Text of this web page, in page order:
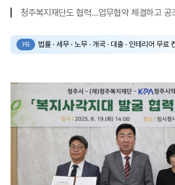
청주복지재단도 협력...업무협약 체결하고 공
PR 법률 · 세무 · 노무 · 개국 · 대출 · 인테리어 무료